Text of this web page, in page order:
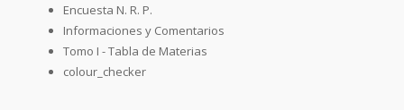
Encuesta N. R. P.
Informaciones y Comentarios
Tomo I - Tabla de Materias
colour_checker